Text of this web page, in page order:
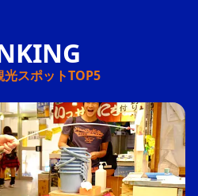
光スポットTOP5